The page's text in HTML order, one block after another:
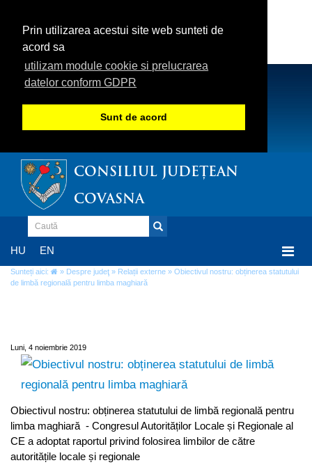
Prin utilizarea acestui site web sunteti de
acord sa
utilizam module cookie si prelucrarea
datelor conform GDPR
Sunt de acord
CONSILIUL JUDEȚEAN
COVASNA
HU EN
Sunteți aici: » Despre judeţ » Relații externe » Obiectivul nostru: obținerea statutului
de limbă regională pentru limba maghiară
Luni, 4 noiembrie 2019
Obiectivul nostru: obținerea statutului de limbă regională pentru
limba maghiară - Congresul Autorităților Locale și Regionale al
CE a adoptat raportul privind folosirea limbilor de către
autoritățile locale și regionale